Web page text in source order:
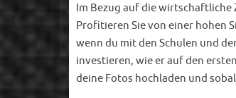
Im Bezug auf die wirtschaftliche
Profitieren Sie von einer hohen
wenn du mit den Schulen und
investieren, wie er auf den
deine Fotos hochladen und